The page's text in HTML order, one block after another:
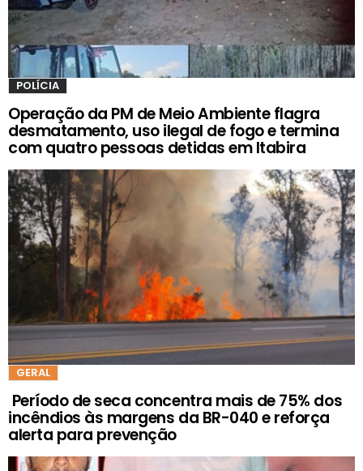
POLÍCIA
Operação da PM de Meio Ambiente flagra
desmatamento, uso ilegal de fogo e termina
com quatro pessoas detidas em Itabira
GERAL
Período de seca concentra mais de 75% dos
incêndios às margens da BR-040 e reforça
alerta para prevenção